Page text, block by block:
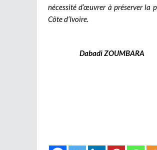
nécessité d’œuvrer à préserver la
Côte d’Ivoire.
Dabadi ZOUMBARA